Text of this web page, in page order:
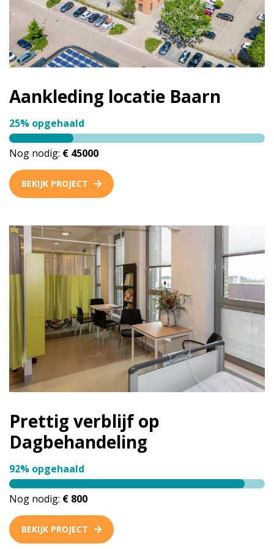
Aankleding locatie Baarn
25% opgehaald
Nog nodig: € 45000
BEKIJK PROJECT
Prettig verblijf op
Dagbehandeling
92% opgehaald
Nog nodig: € 800
BEKIJK PROJECT